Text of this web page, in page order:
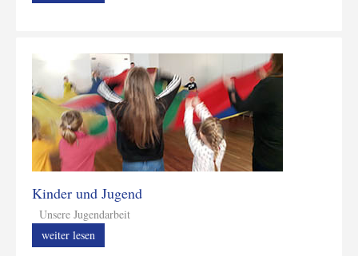
Kinder und Jugend
Unsere Jugendarbeit
weiter lesen